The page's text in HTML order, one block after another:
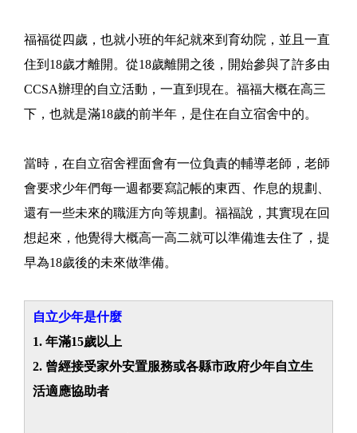
福福從四歲，也就小班的年紀就來到育幼院，並且一直
住到18歲才離開。從18歲離開之後，開始參與了許多由
CCSA辦理的自立活動，一直到現在。福福大概在高三
下，也就是滿18歲的前半年，是住在自立宿舍中的。
當時，在自立宿舍裡面會有一位負責的輔導老師，老師
會要求少年們每一週都要寫記帳的東西、作息的規劃、
還有一些未來的職涯方向等規劃。福福說，其實現在回
想起來，他覺得大概高一高二就可以準備進去住了，提
早為18歲後的未來做準備。
自立少年是什麼
1. 年滿15歲以上
2. 曾經接受家外安置服務或各縣市政府少年自立生
活適應協助者